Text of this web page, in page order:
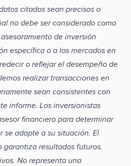
citados sean precisos o
no debe ser considerado como
de inversión
específica o a los mercados en
o reflejar el desempeño de
realizar transacciones en
sean consistentes con
informe. Los inversionistas
financiero para determinar
se adapte a su situación. El
garantiza resultados futuros.
No representa una